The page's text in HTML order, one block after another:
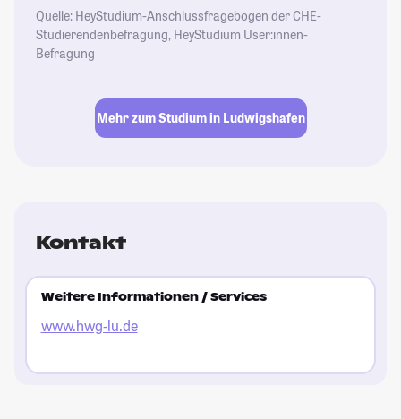
Quelle: HeyStudium-Anschlussfragebogen der CHE-
Studierendenbefragung, HeyStudium User:innen-
Befragung
Mehr zum Studium in Ludwigshafen
Kontakt
Weitere Informationen / Services
www.hwg-lu.de